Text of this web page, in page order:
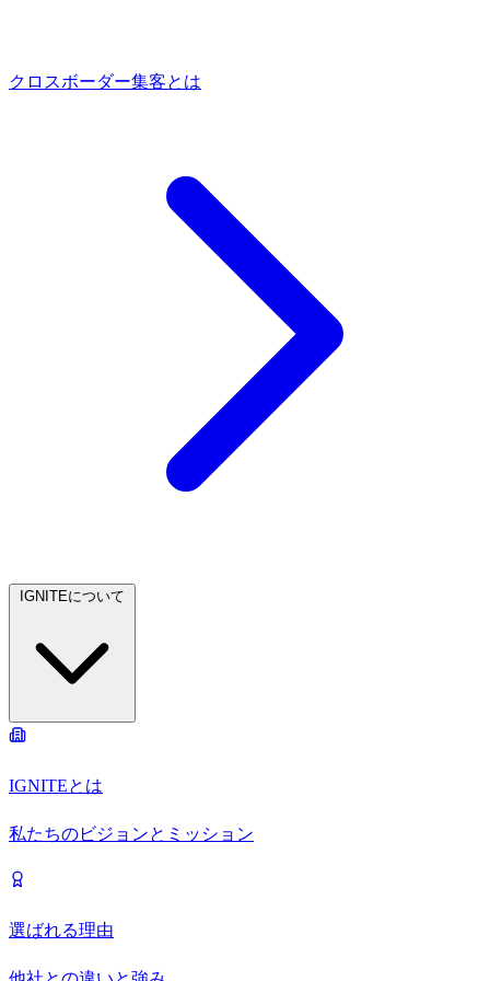
クロスボーダー集客とは
IGNITEとは
私たちのビジョンとミッション
選ばれる理由